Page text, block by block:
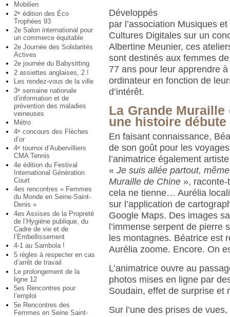
Mobilien
2e édition des Éco
Trophées 93
2e Salon international pour
un commerce équitable
2e Journée des Solidarités
Actives
2e journée du Babysitting
2 assiettes anglaises, 2 !
Les rendez-vous de la ville
3e semaine nationale
d’information et de
prévention des maladies
veineuses
Métro
4e concours des Flèches
d’or
4e tournoi d’Aubervilliers
CMA Tennis
4e édition du Festival
International Génération
Court
4es rencontres « Femmes
du Monde en Seine-Saint-
Denis »
4es Assises de la Propreté
de l’Hygiène publique, du
Cadre de vie et de
l’Embellissement
4-1 au Sambola !
5 règles à respecter en cas
d’arrêt de travail
Le prolongement de la
ligne 12
5es Rencontres pour
l’emploi
5e Rencontres des
Femmes en Seine Saint-
Développés
par l’association Musiques et
Cultures Digitales sur un
Albertine Meunier, ces
sont destinés aux femmes
77 ans pour leur apprendre
ordinateur en fonction de
d’intérêt.
La Grande
une histoire débute
En faisant connaissance,
de son goût pour les
l’animatrice également
«Je suis allée partout,
Muraille de Chine », raconte-
cela ne tienne… Aurélia
sur l’application de
Google Maps. Des images
l’immense serpent de pierre
les montagnes. Béatrice est
Aurélia zoome. Encore. On
L’animatrice ouvre au
photos mises en ligne par
Soudain, effet de surprise et
Sur l’une des prises de